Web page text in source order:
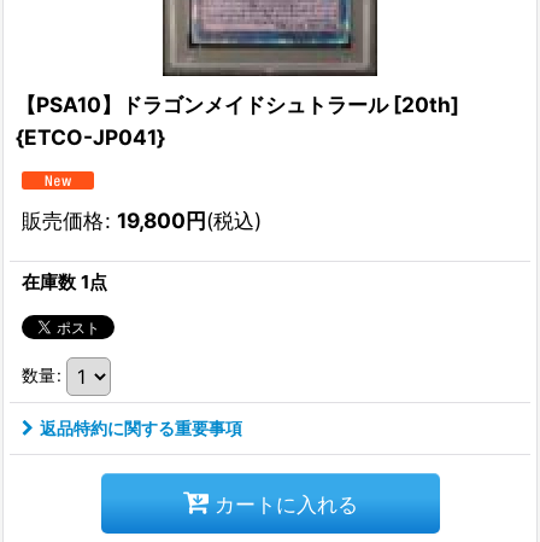
【PSA10】ドラゴンメイドシュトラール [20th]
{ETCO-JP041}
販売価格: 19,800円(税込)
在庫数 1点
数量:
返品特約に関する重要事項
カートに入れる